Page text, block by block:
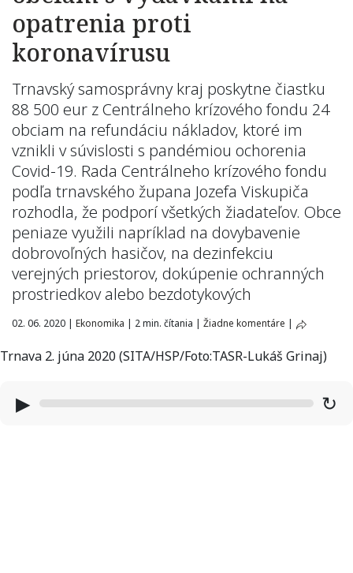
opatrenia proti
koronavírusu
Trnavský samosprávny kraj poskytne čiastku
88 500 eur z Centrálneho krízového fondu 24
obciam na refundáciu nákladov, ktoré im
vznikli v súvislosti s pandémiou ochorenia
Covid-19. Rada Centrálneho krízového fondu
podľa trnavského župana Jozefa Viskupiča
rozhodla, že podporí všetkých žiadateľov. Obce
peniaze využili napríklad na dovybavenie
dobrovoľných hasičov, na dezinfekciu
verejných priestorov, dokúpenie ochranných
prostriedkov alebo bezdotykových
02. 06. 2020 | Ekonomika | 2 min. čítania | Žiadne komentáre |
Trnava 2. júna 2020 (SITA/HSP/Foto:TASR-Lukáš Grinaj)
▶ ↻